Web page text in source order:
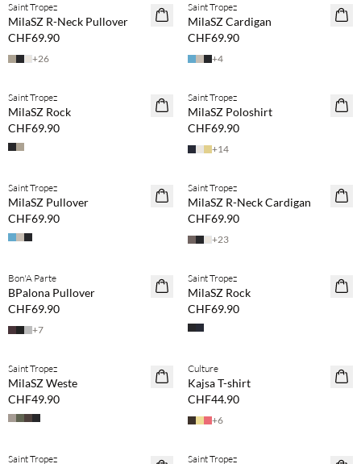
Saint Tropez
MilaSZ R-Neck Pullover
CHF69.90
+26
Saint Tropez
MilaSZ Cardigan
CHF69.90
+4
Saint Tropez
MilaSZ Rock
CHF69.90
Saint Tropez
MilaSZ Poloshirt
CHF69.90
+14
Saint Tropez
MilaSZ Pullover
CHF69.90
Saint Tropez
MilaSZ R-Neck Cardigan
CHF69.90
+23
Bon'A Parte
BPalona Pullover
CHF69.90
+7
Saint Tropez
MilaSZ Rock
CHF69.90
Saint Tropez
MilaSZ Weste
CHF49.90
Culture
Kajsa T-shirt
CHF44.90
+6
Saint Tropez Saint Tropez